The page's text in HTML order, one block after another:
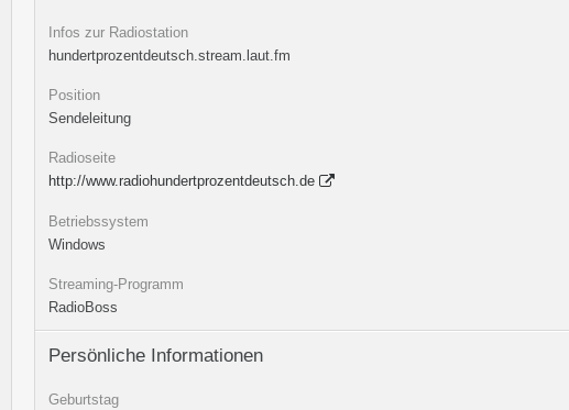
Infos zur Radiostation
hundertprozentdeutsch.stream.laut.fm
Position
Sendeleitung
Radioseite
http://www.radiohundertprozentdeutsch.de
Betriebssystem
Windows
Streaming-Programm
RadioBoss
Persönliche Informationen
Geburtstag